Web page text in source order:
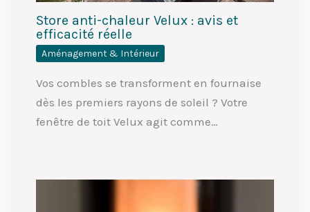
Store anti-chaleur Velux : avis et
efficacité réelle
Aménagement & Intérieur
Vos combles se transforment en fournaise
dès les premiers rayons de soleil ? Votre
fenêtre de toit Velux agit comme…